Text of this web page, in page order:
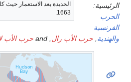
الجديدة بعد الاستعمار
1663.
الرئيسية:
الحرب
الفرنسية
والهندية حرب الأب رال حرب الأب